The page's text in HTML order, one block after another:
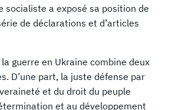
socialiste a exposé sa position de
de déclarations et d’articles
guerre en Ukraine combine deux
D’une part, la juste défense par
et du droit du peuple
et au développement